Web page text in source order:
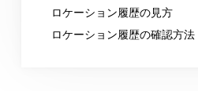
ロケーション履歴の見方
ロケーション履歴の確認方法